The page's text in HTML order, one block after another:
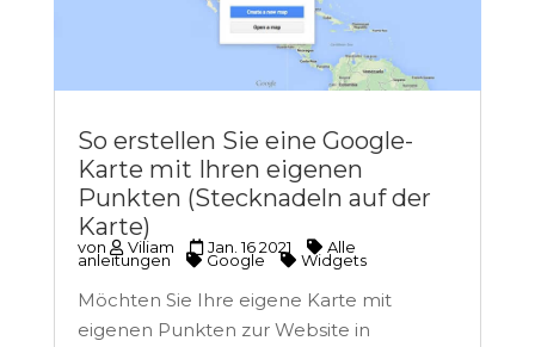
So erstellen Sie eine Google-
Karte mit Ihren eigenen
Punkten (Stecknadeln auf der
Karte)
von Viliam Jan. 16 2021 Alle
anleitungen Google Widgets
Möchten Sie Ihre eigene Karte mit
eigenen Punkten zur Website in